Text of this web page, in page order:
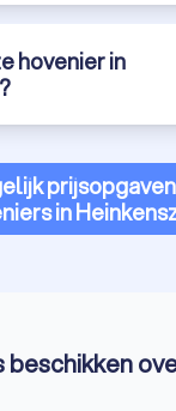
hovenier in
in
beschikken